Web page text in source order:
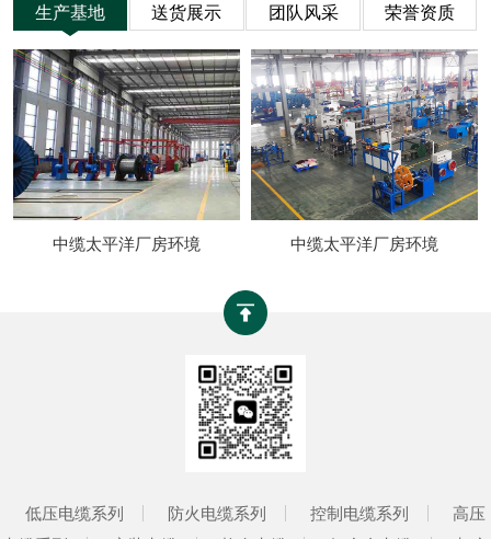
生产基地 送货展示 团队风采 荣誉资质
中缆太平洋厂房环境 中缆太平洋厂房环境
低压电缆系列 防火电缆系列 控制电缆系列
高压